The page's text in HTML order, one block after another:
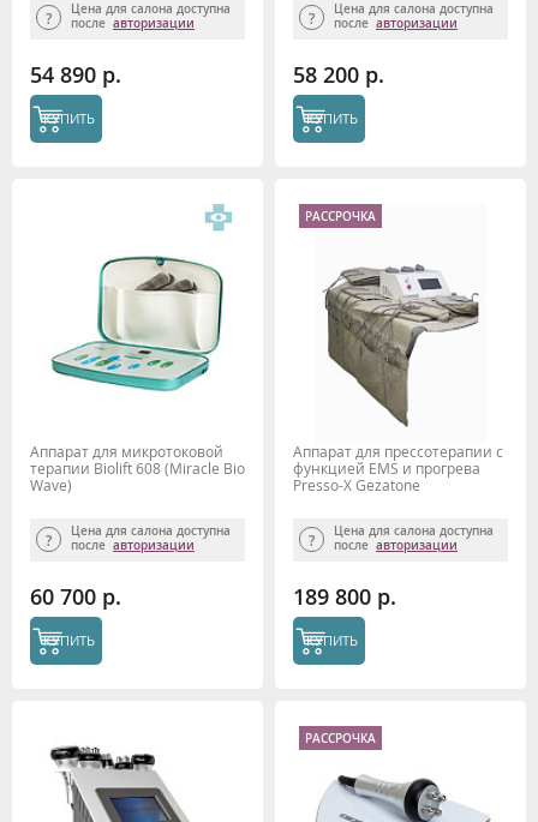
Цена для салона доступна
после авторизации
54 890 р.
КУПИТЬ
Цена для салона доступна
после авторизации
58 200 р.
КУПИТЬ
Аппарат для микротоковой
терапии Biolift 608 (Miracle Bio
Wave)
Цена для салона доступна
после авторизации
60 700 р.
КУПИТЬ
Аппарат для прессотерапии с
функцией EMS и прогрева
Presso-X Gezatone
Цена для салона доступна
после авторизации
189 800 р.
КУПИТЬ
РАССРОЧКА
РАССРОЧКА